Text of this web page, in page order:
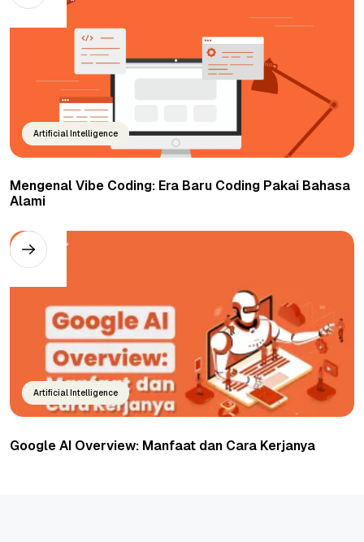
Artificial Intelligence
Mengenal Vibe Coding: Era Baru Coding Pakai Bahasa
Alami
Artificial Intelligence
Google AI Overview: Manfaat dan Cara Kerjanya